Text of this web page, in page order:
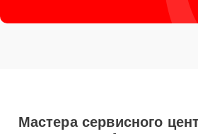
Мастера сервисного